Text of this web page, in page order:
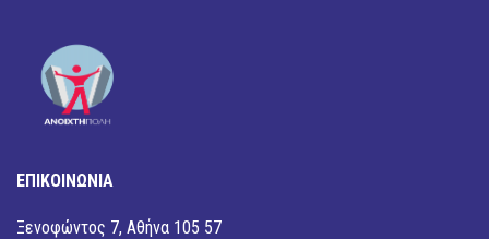
ΕΠΙΚΟΙΝΩΝΙΑ
Ξενοφώντος 7, Αθήνα 105 57